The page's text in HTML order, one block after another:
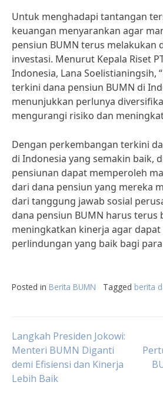
Untuk menghadapi tantangan
keuangan menyarankan agar
pensiun BUMN terus melakukan
investasi. Menurut Kepala Riset
Indonesia, Lana Soelistianingsih,
terkini dana pensiun BUMN di
menunjukkan perlunya
mengurangi risiko dan
Dengan perkembangan terkini
di Indonesia yang semakin baik,
pensiunan dapat memperoleh
dari dana pensiun yang mereka
dari tanggung jawab sosial
dana pensiun BUMN harus terus
meningkatkan kinerja agar
perlindungan yang baik bagi
Posted in Berita BUMN Tagged berita
Post
navigation
Langkah Presiden Jokowi:
Menteri BUMN Diganti
demi Efisiensi dan Kinerja
Lebih Baik